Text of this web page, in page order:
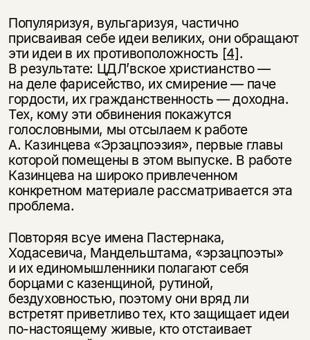
Популяризуя, вульгаризуя, частично
присваивая себе идеи великих, они обращают
эти идеи в их противоположность [4].
В результате: ЦДЛ’вское христианство —
на деле фарисейство, их смирение — паче
гордости, их гражданственность — доходна.
Тех, кому эти обвинения покажутся
голословными, мы отсылаем к работе
А. Казинцева «Эрзацпоэзия», первые главы
которой помещены в этом выпуске. В работе
Казинцева на широко привлеченном
конкретном материале рассматривается эта
проблема.
Повторяя всуе имена Пастернака,
Ходасевича, Мандельштама, «эрзацпоэты»
и их единомышленники полагают себя
борцами с казенщиной, рутиной,
бездуховностью, поэтому они вряд ли
встретят приветливо тех, кто защищает идеи
по-настоящему живые, кто отстаивает